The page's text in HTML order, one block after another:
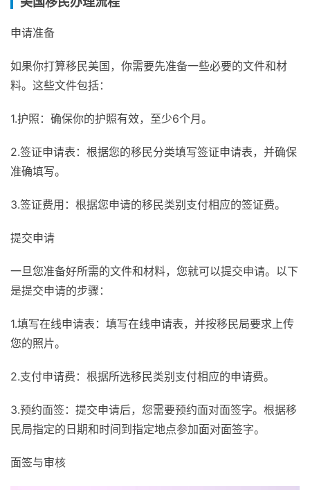
申请准备
如果你打算移民美国，你需要先准备一些必要的文件和材
料。这些文件包括：
1.护照：确保你的护照有效，至少6个月。
2.签证申请表：根据您的移民分类填写签证申请表，并确保
准确填写。
3.签证费用：根据您申请的移民类别支付相应的签证费。
提交申请
一旦您准备好所需的文件和材料，您就可以提交申请。以下
是提交申请的步骤：
1.填写在线申请表：填写在线申请表，并按移民局要求上传
您的照片。
2.支付申请费：根据所选移民类别支付相应的申请费。
3.预约面签：提交申请后，您需要预约面对面签字。根据移
民局指定的日期和时间到指定地点参加面对面签字。
面签与审核